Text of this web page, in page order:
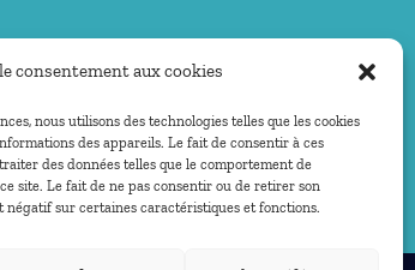
consentement aux cookies
nous utilisons des technologies telles que les cookies
des appareils. Le fait de consentir à ces
des données telles que le comportement de
site. Le fait de ne pas consentir ou de retirer son
sur certaines caractéristiques et fonctions.